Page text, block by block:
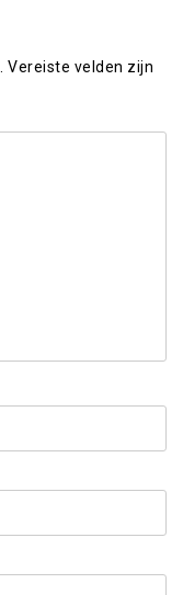
Vereiste velden zijn